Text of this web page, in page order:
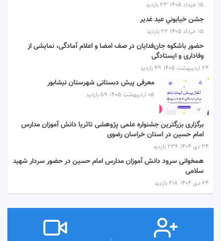
۱۵ خرداد ۱۴۰۵ 23 بازدید
جشن خیابونیِ عید غدیر
۱۵ خرداد ۱۴۰۵ 22 بازدید
حضور باشکوه جان‌فدایان در صف امضا و اعلام آمادگی، نمایشی از
وفاداری و ایستادگی
۲۴ اردیبهشت ۱۴۰۵ 49 بازدید
معرفی پیش دبستانی شهرستان نیشابور
۰۵ اردیبهشت ۱۴۰۵ 59 بازدید
برگزاری بزرگترین جشنواره علمی پژوهشی تاثریا دانش آموزان مدارس
امام حسین در استان خراسان رضوی
۲۴ دی ۱۴۰۴ 236 بازدید
همخوانی سرود دانش آموزان مدارس امام حسین در حضور سردار شهید
سلامی
۲۴ دی ۱۴۰۴ 418 بازدید